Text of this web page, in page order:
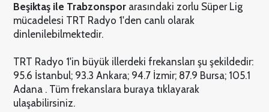
Beşiktaş ile Trabzonspor arasındaki zorlu Süper Lig
mücadelesi TRT Radyo 1'den canlı olarak
dinlenilebilmektedir.
TRT Radyo 1'in büyük illerdeki frekansları şu şekildedir:
95.6 İstanbul; 93.3 Ankara; 94.7 İzmir; 87.9 Bursa; 105.1
Adana . Tüm frekanslara buraya tıklayarak
ulaşabilirsiniz.